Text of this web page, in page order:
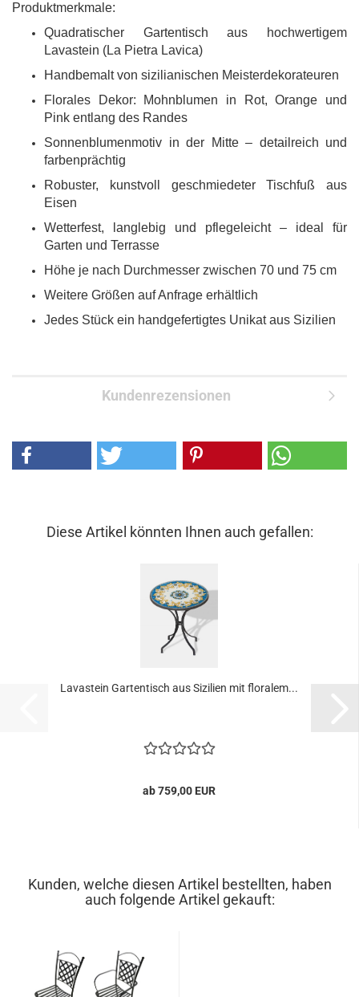
Produktmerkmale:
Quadratischer Gartentisch aus hochwertigem
Lavastein (La Pietra Lavica)
Handbemalt von sizilianischen Meisterdekorateuren
Florales Dekor: Mohnblumen in Rot, Orange und
Pink entlang des Randes
Sonnenblumenmotiv in der Mitte – detailreich und
farbenprächtig
Robuster, kunstvoll geschmiedeter Tischfuß aus
Eisen
Wetterfest, langlebig und pflegeleicht – ideal für
Garten und Terrasse
Höhe je nach Durchmesser zwischen 70 und 75 cm
Weitere Größen auf Anfrage erhältlich
Jedes Stück ein handgefertigtes Unikat aus Sizilien
Kundenrezensionen
Diese Artikel könnten Ihnen auch gefallen:
Lavastein Gartentisch aus Sizilien mit floralem...
ab 759,00 EUR
Kunden, welche diesen Artikel bestellten, haben
auch folgende Artikel gekauft: